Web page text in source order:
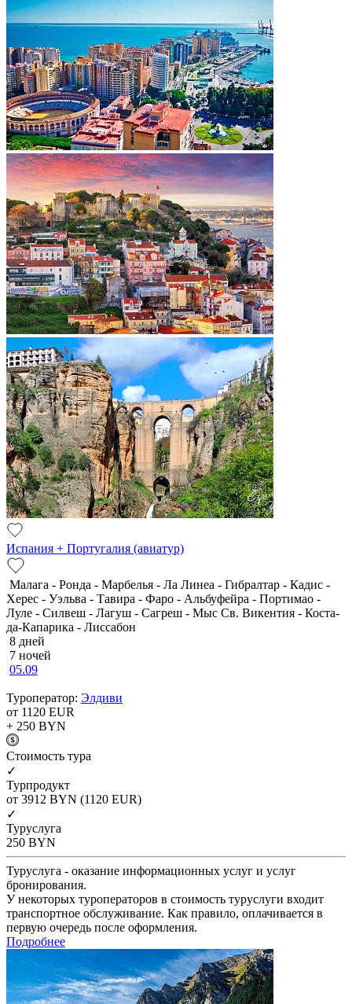
Испания + Португалия (авиатур)
Малага - Ронда - Марбелья - Ла Линеа - Гибралтар - Кадис -
Херес - Уэльва - Тавира - Фаро - Альбуфейра - Портимао -
Луле - Силвеш - Лагуш - Сагреш - Мыс Св. Викентия - Коста-
да-Капарика - Лиссабон
8 дней
7 ночей
05.09
Туроператор: Элдиви
от 1120 EUR
+ 250 BYN
Cтоимость тура
✓
Турпродукт
от 3912 BYN (1120 EUR)
✓
Туруслуга
250 BYN
Туруслуга - оказание информационных услуг и услуг
бронирования.
У некоторых туроператоров в стоимость туруслуги входит
транспортное обслуживание. Как правило, оплачивается в
первую очередь после оформления.
Подробнее